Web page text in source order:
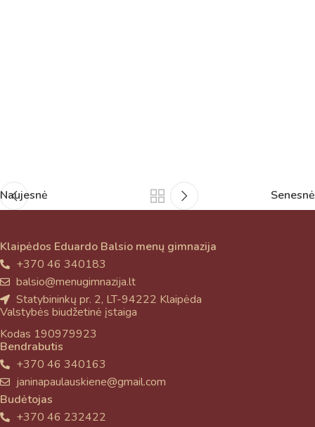
Naujesnė Senesnė
Klaipėdos Eduardo Balsio menų gimnazija
+370 46 340183
balsio@menugimnazija.lt
Statybininkų pr. 2, LT-94222 Klaipėda
Valstybės biudžetinė įstaiga
Kodas 190979923
Bendrabutis
+370 46 340163
janinapaulauskiene@gmail.com
Budėtojas
+370 46 232422